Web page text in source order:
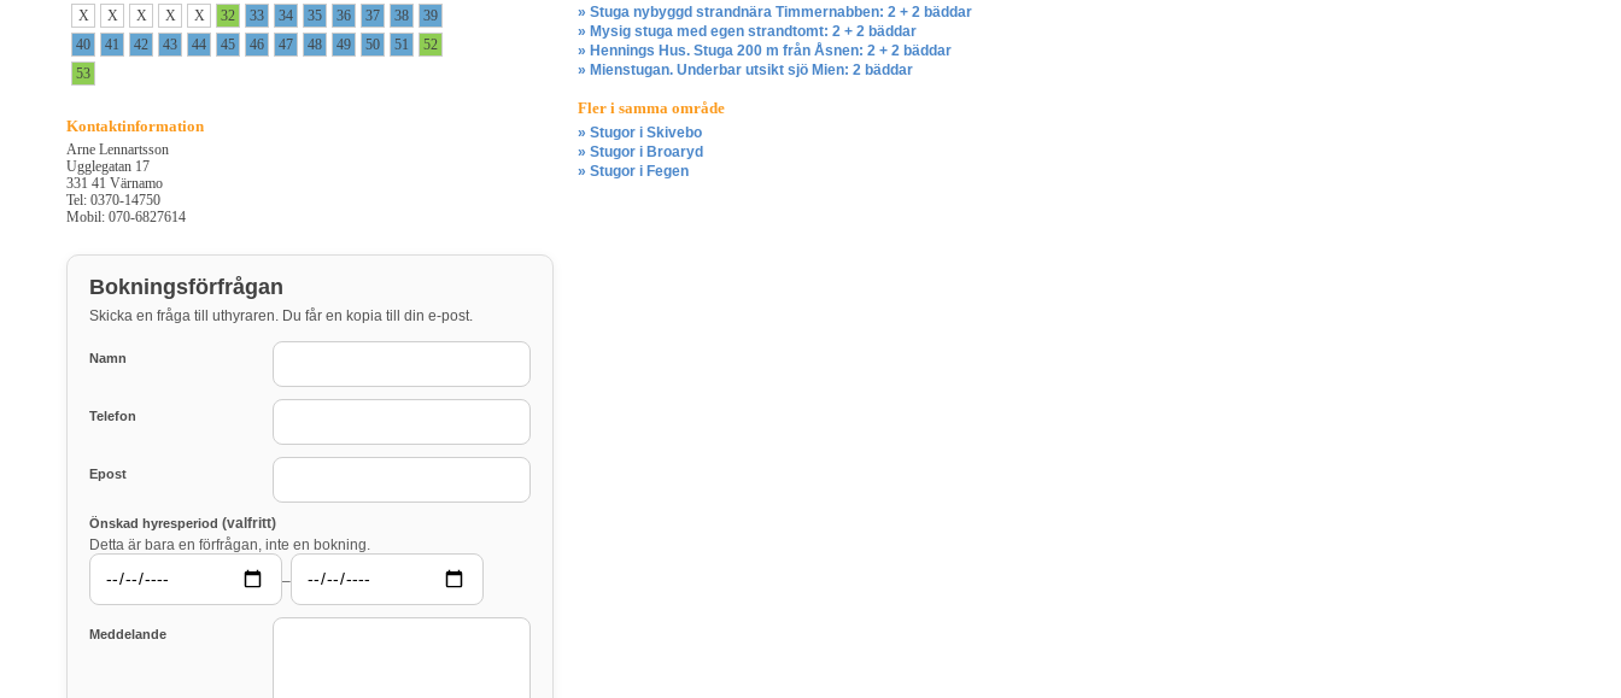
X
X X X X 32 33 34 35 36 37 38
39
40
41 42 43 44 45 46 47 48 49 50 51
52
53
Kontaktinformation
Arne Lennartsson
Ugglegatan 17
331 41 Värnamo
Tel: 0370-14750
Mobil: 070-6827614
Bokningsförfrågan
Skicka en fråga till uthyraren. Du får en kopia till din e-post.
Namn
Telefon
Epost
Önskad hyresperiod (valfritt)
Detta är bara en förfrågan, inte en bokning.
–
Meddelande
» Stuga nybyggd strandnära Timmernabben: 2 + 2 bäddar
» Mysig stuga med egen strandtomt: 2 + 2 bäddar
» Hennings Hus. Stuga 200 m från Åsnen: 2 + 2 bäddar
» Mienstugan. Underbar utsikt sjö Mien: 2 bäddar
Fler i samma område
» Stugor i Skivebo
» Stugor i Broaryd
» Stugor i Fegen